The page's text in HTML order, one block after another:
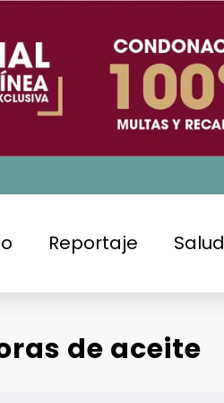
Reportaje Salud
de aceite